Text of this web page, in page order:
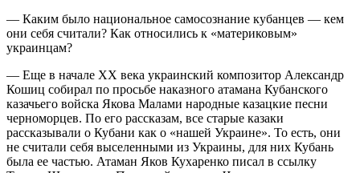
— Каким было национальное самосознание кубанцев — кем
они себя считали? Как относились к «материковым»
украинцам?
— Еще в начале ХХ века украинский композитор Александр
Кошиц собирал по просьбе наказного атамана Кубанского
казачьего войска Якова Малами народные казацкие песни
черноморцев. По его рассказам, все старые казаки
рассказывали о Кубани как о «нашей Украине». То есть, они
не считали себя выселенными из Украины, для них Кубань
была ее частью. Атаман Яков Кухаренко писал в ссылку